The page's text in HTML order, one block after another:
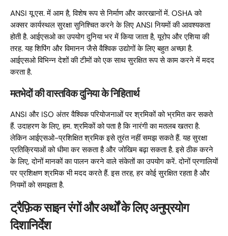
ANSI यू.एस. में आम है, विशेष रूप से निर्माण और कारखानों में. OSHA को
अक्सर कार्यस्थल सुरक्षा सुनिश्चित करने के लिए ANSI नियमों की आवश्यकता
होती है. आईएसओ का उपयोग दुनिया भर में किया जाता है, यूरोप और एशिया की
तरह. यह शिपिंग और विमानन जैसे वैश्विक उद्योगों के लिए बहुत अच्छा है.
आईएसओ विभिन्न देशों की टीमों को एक साथ सुरक्षित रूप से काम करने में मदद
करता है.
मतभेदों की वास्तविक दुनिया के निहितार्थ
ANSI और ISO अंतर वैश्विक परियोजनाओं पर श्रमिकों को भ्रमित कर सकते
हैं. उदाहरण के लिए, हम. श्रमिकों को पता है कि नारंगी का मतलब खतरा है.
लेकिन आईएसओ-प्रशिक्षित श्रमिक इसे तुरंत नहीं समझ सकते हैं. यह सुरक्षा
प्रतिक्रियाओं को धीमा कर सकता है और जोखिम बढ़ा सकता है. इसे ठीक करने
के लिए, दोनों मानकों का पालन करने वाले संकेतों का उपयोग करें. दोनों प्रणालियों
पर प्रशिक्षण श्रमिक भी मदद करते हैं. इस तरह, हर कोई सुरक्षित रहता है और
नियमों को समझता है.
ट्रैफ़िक साइन रंगों और अर्थों के लिए अनुप्रयोग
दिशानिर्देश